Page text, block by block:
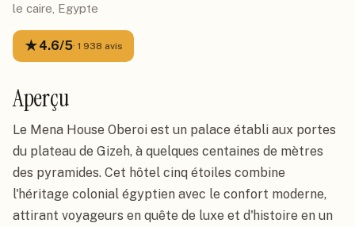
le caire, Egypte
★4.6/5· 1 938 avis
Aperçu
Le Mena House Oberoi est un palace établi aux portes
du plateau de Gizeh, à quelques centaines de mètres
des pyramides. Cet hôtel cinq étoiles combine
l'héritage colonial égyptien avec le confort moderne,
attirant voyageurs en quête de luxe et d'histoire en un